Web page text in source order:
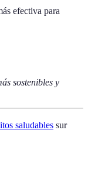
efectiva para
sostenibles y
saludables sur